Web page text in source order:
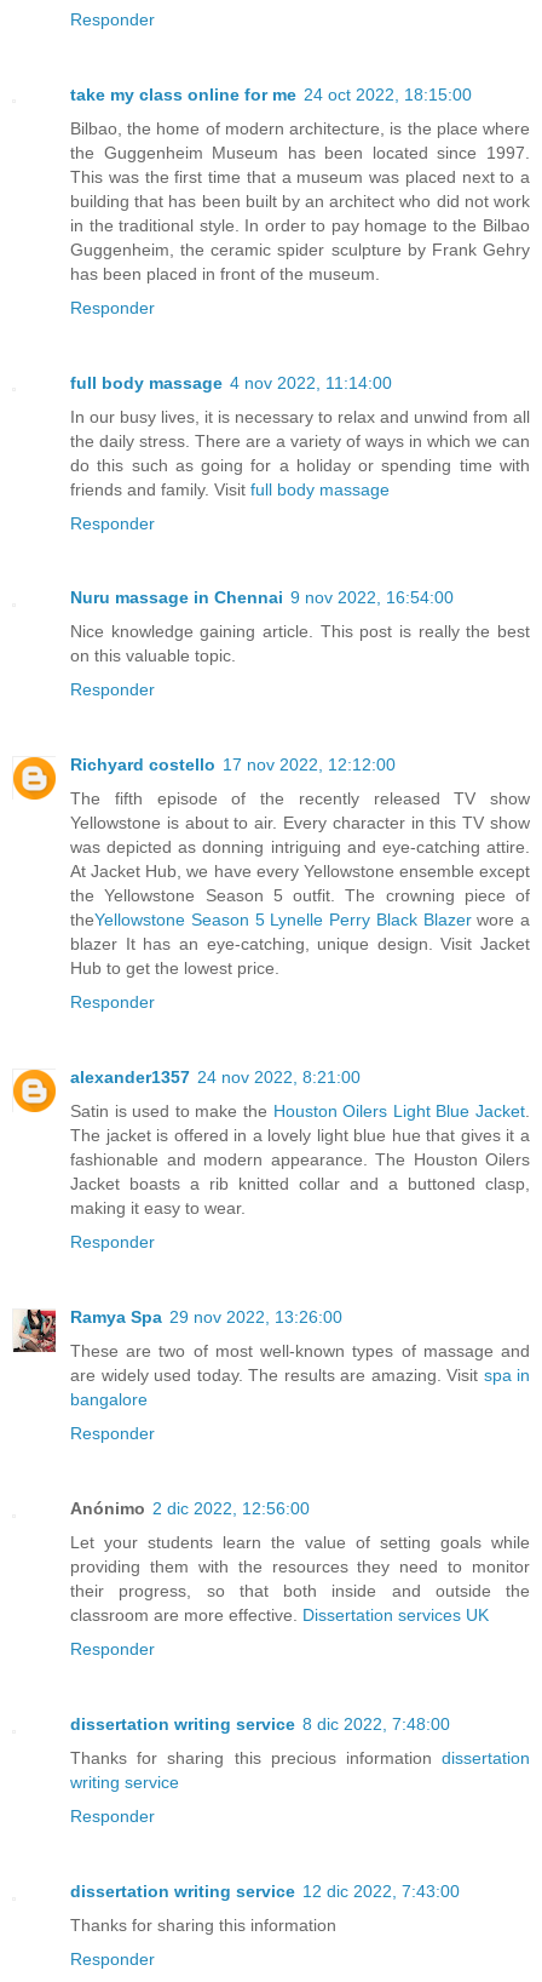
Responder
take my class online for me 24 oct 2022, 18:15:00
Bilbao, the home of modern architecture, is the place where
the Guggenheim Museum has been located since 1997.
This was the first time that a museum was placed next to a
building that has been built by an architect who did not work
in the traditional style. In order to pay homage to the Bilbao
Guggenheim, the ceramic spider sculpture by Frank Gehry
has been placed in front of the museum.
Responder
full body massage 4 nov 2022, 11:14:00
In our busy lives, it is necessary to relax and unwind from all
the daily stress. There are a variety of ways in which we can
do this such as going for a holiday or spending time with
friends and family. Visit full body massage
Responder
Nuru massage in Chennai 9 nov 2022, 16:54:00
Nice knowledge gaining article. This post is really the best
on this valuable topic.
Responder
Richyard costello 17 nov 2022, 12:12:00
The fifth episode of the recently released TV show
Yellowstone is about to air. Every character in this TV show
was depicted as donning intriguing and eye-catching attire.
At Jacket Hub, we have every Yellowstone ensemble except
the Yellowstone Season 5 outfit. The crowning piece of
theYellowstone Season 5 Lynelle Perry Black Blazerwore a
blazer It has an eye-catching, unique design. Visit Jacket
Hub to get the lowest price.
Responder
alexander1357 24 nov 2022, 8:21:00
Satin is used to make the Houston Oilers Light Blue Jacket.
The jacket is offered in a lovely light blue hue that gives it a
fashionable and modern appearance. The Houston Oilers
Jacket boasts a rib knitted collar and a buttoned clasp,
making it easy to wear.
Responder
Ramya Spa 29 nov 2022, 13:26:00
These are two of most well-known types of massage and
are widely used today. The results are amazing. Visit spa in
bangalore
Responder
Anónimo 2 dic 2022, 12:56:00
Let your students learn the value of setting goals while
providing them with the resources they need to monitor
their progress, so that both inside and outside the
classroom are more effective. Dissertation services UK
Responder
dissertation writing service 8 dic 2022, 7:48:00
Thanks for sharing this precious information dissertation
writing service
Responder
dissertation writing service 12 dic 2022, 7:43:00
Thanks for sharing this information
Responder